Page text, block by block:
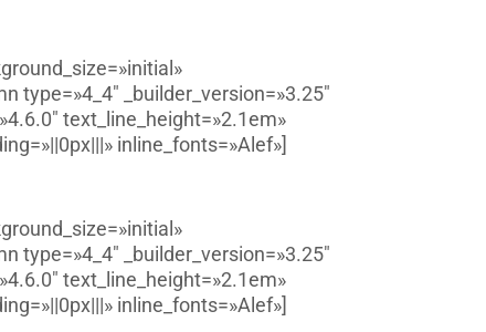
type=»4_4″ _builder_version=»3.25″
text_line_height=»2.1em»
inline_fonts=»Alef»]
type=»4_4″ _builder_version=»3.25″
text_line_height=»2.1em»
inline_fonts=»Alef»]